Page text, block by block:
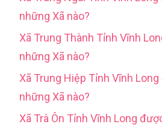
những Xã nào?
Xã Trung Thành Tỉnh Vĩnh
những Xã nào?
Xã Trung Hiệp Tỉnh Vĩnh
những Xã nào?
Xã Trà Ôn Tỉnh Vĩnh Long